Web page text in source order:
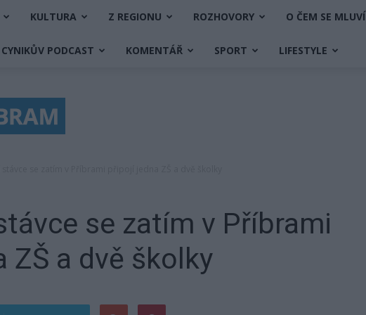
KULTURA Z REGIONU ROZHOVORY O ČEM SE MLUVÍ
CYNIKŮV PODCAST KOMENTÁŘ SPORT LIFESTYLE
se zatím v Příbrami
ZŠ a dvě školky